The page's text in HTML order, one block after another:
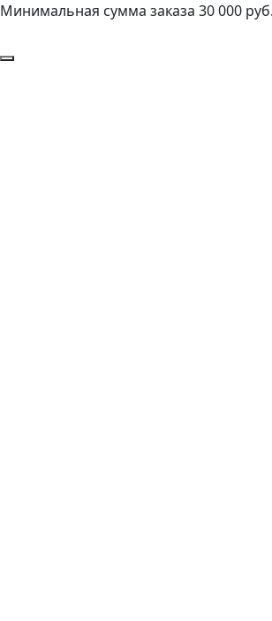
Минимальная сумма заказа 30 000